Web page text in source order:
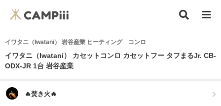
イワタニ（Iwatani） 岩谷産業 ヒーティング コンロ
イワタニ（Iwatani） カセットコンロ カセットフー タフまるJr. CB-
ODX-JR 1台 岩谷産業
🔥焚き火🔥